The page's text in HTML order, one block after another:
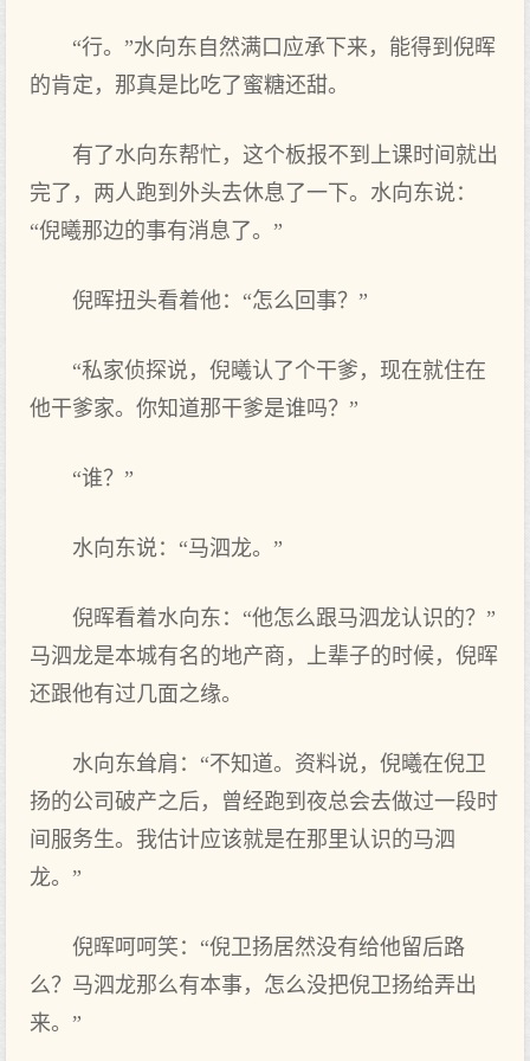
“行。”水向东自然满口应承下来，能得到倪晖
的肯定，那真是比吃了蜜糖还甜。
有了水向东帮忙，这个板报不到上课时间就出
完了，两人跑到外头去休息了一下。水向东说：
“倪曦那边的事有消息了。”
倪晖扭头看着他：“怎么回事？”
“私家侦探说，倪曦认了个干爹，现在就住在
他干爹家。你知道那干爹是谁吗？”
“谁？”
水向东说：“马泗龙。”
倪晖看着水向东：“他怎么跟马泗龙认识的？”
马泗龙是本城有名的地产商，上辈子的时候，倪晖
还跟他有过几面之缘。
水向东耸肩：“不知道。资料说，倪曦在倪卫
扬的公司破产之后，曾经跑到夜总会去做过一段时
间服务生。我估计应该就是在那里认识的马泗
龙。”
倪晖呵呵笑：“倪卫扬居然没有给他留后路
么？马泗龙那么有本事，怎么没把倪卫扬给弄出
来。”